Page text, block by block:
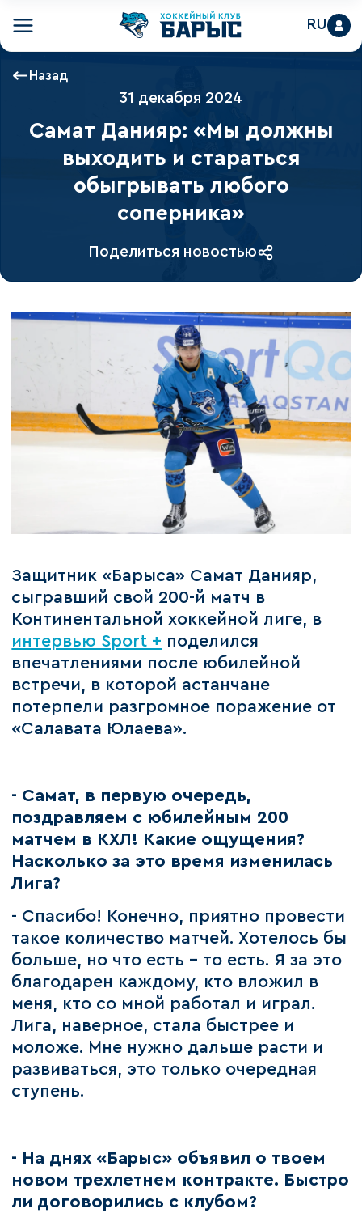
RU
Назад
31 декабря 2024
Самат Данияр: «Мы должны
выходить и стараться
обыгрывать любого
соперника»
Поделиться новостью
Защитник «Барыса» Самат Данияр,
сыгравший свой 200-й матч в
Континентальной хоккейной лиге, в
интервью Sport + поделился
впечатлениями после юбилейной
встречи, в которой астанчане
потерпели разгромное поражение от
«Салавата Юлаева».
- Самат, в первую очередь,
поздравляем с юбилейным 200
матчем в КХЛ! Какие ощущения?
Насколько за это время изменилась
Лига?
- Спасибо! Конечно, приятно провести
такое количество матчей. Хотелось бы
больше, но что есть – то есть. Я за это
благодарен каждому, кто вложил в
меня, кто со мной работал и играл.
Лига, наверное, стала быстрее и
моложе. Мне нужно дальше расти и
развиваться, это только очередная
ступень.
- На днях «Барыс» объявил о твоем
новом трехлетнем контракте. Быстро
ли договорились с клубом?